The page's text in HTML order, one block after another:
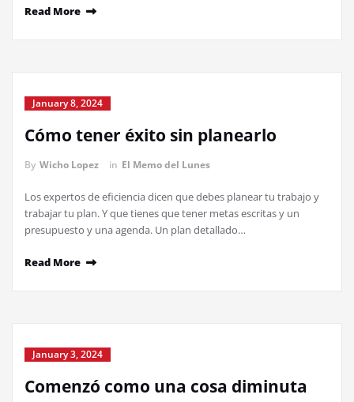
Read More
January 8, 2024
Cómo tener éxito sin planearlo
By Wicho Lopez in El Memo del Lunes
Los expertos de eficiencia dicen que debes planear tu trabajo y
trabajar tu plan. Y que tienes que tener metas escritas y un
presupuesto y una agenda. Un plan detallado…
Read More
January 3, 2024
Comenzó como una cosa diminuta